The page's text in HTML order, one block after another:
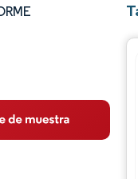
del Mercado